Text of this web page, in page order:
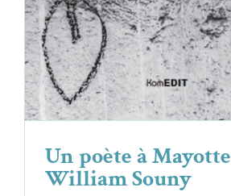
Un poète à
William Souny